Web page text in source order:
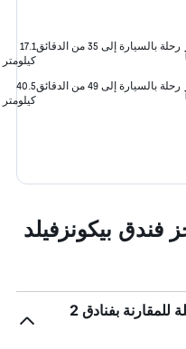
رحلة بالسيارة إلى 35 من الدقائق
17.1
كيلومتر
رحلة بالسيارة إلى 49 من الدقائق
40.5
كيلومتر
فندق بيكونزفيلد
هل الأسعار في فندق بيكونزفيلد قابلة للمقارنة بفنادق 2